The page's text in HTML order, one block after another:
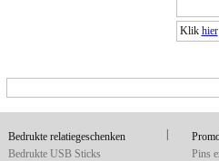
Klik hier
Bedrukte relatiegeschenken
Bedrukte USB Sticks
Pins